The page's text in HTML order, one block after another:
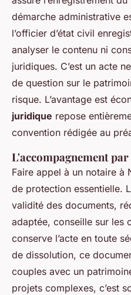
démarche administrative
l’officier d’état civil
analyser le contenu ni
juridiques. C’est un acte
de question sur le
risque. L’avantage est
juridique repose
convention rédigée au
L'accompagnement
Faire appel à un notaire à
de protection essentielle.
validité des documents,
adaptée, conseille sur les
conserve l’acte en toute
de dissolution, ce
couples avec un
projets complexes, c’est